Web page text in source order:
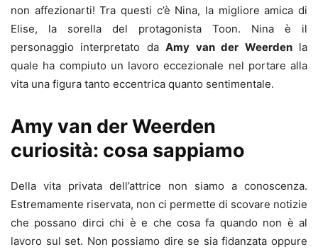
non affezionarti! Tra questi c’è Nina, la migliore amica di
Elise, la sorella del protagonista Toon. Nina è il
personaggio interpretato daAmy van der Weerdenla
quale ha compiuto un lavoro eccezionale nel portare alla
vita una figura tanto eccentrica quanto sentimentale.
Amy van der Weerden
curiosità: cosa sappiamo
Della vita privata dell’attrice non siamo a conoscenza.
Estremamente riservata, non ci permette di scovare notizie
che possano dirci chi è e che cosa fa quando non è al
lavoro sul set. Non possiamo dire se sia fidanzata oppure